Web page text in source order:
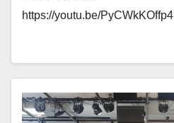
https://youtu.be/PyCWkKOffp4